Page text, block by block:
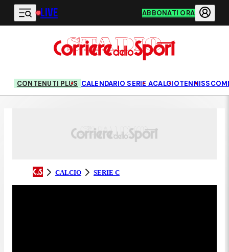
Vai al contenuto principale
LIVE ABBONATI ORA
CONTENUTI PLUS CALENDARIO SERIE ACALCIOTENNIS
CALCIO SERIE C